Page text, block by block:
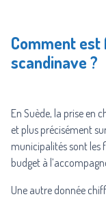
Comment
scandinave ?
En Suède, la prise en
et plus précisément
municipalités sont les
budget à
Une autre donnée